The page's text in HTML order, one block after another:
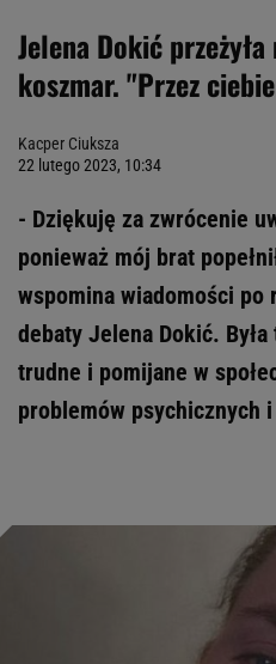
Jelena Dokić
koszmar. "Przez
Kacper Ciuksza
22 lutego 2023, 10:34
- Dziękuję za zwrócenie
ponieważ mój brat
wspomina wiadomości
debaty Jelena Dokić.
trudne i pomijane w
problemów psychicznych